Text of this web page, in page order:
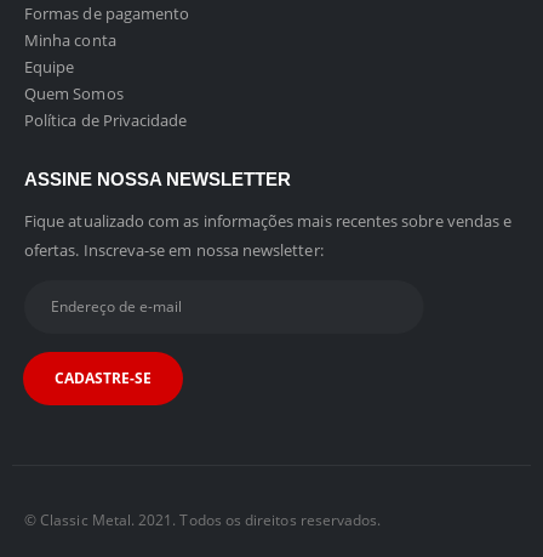
Formas de pagamento
Minha conta
Equipe
Quem Somos
Política de Privacidade
ASSINE NOSSA NEWSLETTER
Fique atualizado com as informações mais recentes sobre vendas e
ofertas. Inscreva-se em nossa newsletter:
© Classic Metal. 2021. Todos os direitos reservados.